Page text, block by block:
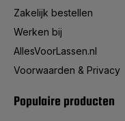
Zakelijk bestellen
Werken bij
AllesVoorLassen.nl
Voorwaarden & Privacy
Populaire producten